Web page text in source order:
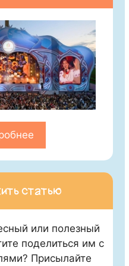
статью
или полезный
поделиться им с
Присылайте